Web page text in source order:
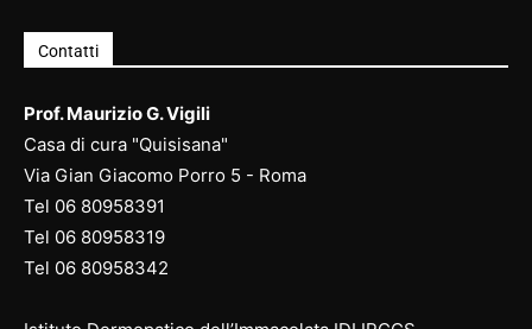
Contatti
Prof. Maurizio G. Vigili
Casa di cura "Quisisana"
Via Gian Giacomo Porro 5 - Roma
Tel 06 80958391
Tel 06 80958319
Tel 06 80958342